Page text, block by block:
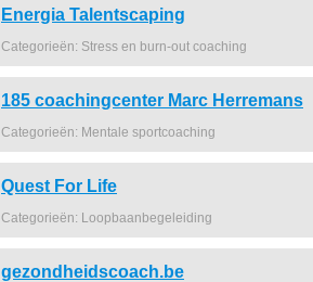
Energia Talentscaping
Categorieën: Stress en burn-out coaching
185 coachingcenter Marc Herremans
Categorieën: Mentale sportcoaching
Quest For Life
Categorieën: Loopbaanbegeleiding
gezondheidscoach.be